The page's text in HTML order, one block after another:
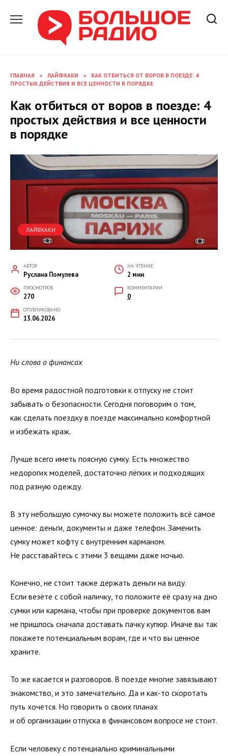
содержанию
ГЛАВНАЯ » ЛАЙФХАКИ »
КАК ОТБИТЬСЯ ОТ ВОРОВ В ПОЕЗДЕ: 4
ПРОСТЫХ ДЕЙСТВИЯ И ВСЕ ЦЕННОСТИ В ПОРЯДКЕ
Как отбиться от воров в поезде: 4
простых действия и все ценности
в порядке
ЛАЙФХАКИ
АВТОР
Руслана Помулева
НА ЧТЕНИЕ
2 мин
ПРОСМОТРОВ
270
КОММЕНТАРИИ
0
ОПУБЛИКОВАНО
13.06.2026
Ни слова о финансах
Во время радостной подготовки к отпуску не стоит
забывать о безопасности. Сегодня поговорим о том,
как сделать поездку в поезде максимально комфортной
и избежать краж.
Лучше всего иметь поясную сумку. Есть множество
недорогих моделей, достаточно лёгких и подходящих
под разную одежду.
В эту небольшую сумочку вы можете положить всё самое
ценное: деньги, документы и даже телефон. Заменить
сумку может кофту с внутренним карманом.
Не расставайтесь с этими 3 вещами даже ночью.
Конечно, не стоит также держать деньги на виду.
Если везёте с собой наличку, то положите её сразу на дно
сумки или кармана, чтобы при проверке документов вам
не пришлось сначала доставать пачку купюр. Иначе вы так
покажете потенциальным ворам, где и что вы ценное
храните.
То же касается и разговоров. В поезде многие завязывают
знакомство, и это замечательно. Да и как-то скоротать
путь хочется. Но говорить о своих планах
и об организации отпуска в финансовом вопросе не стоит.
Если человеку с потенциально криминальными